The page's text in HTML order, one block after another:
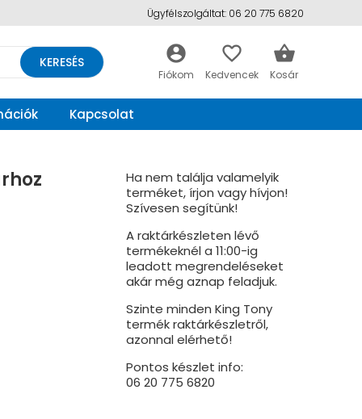
Ügyfélszolgáltat: 06 20 775 6820
Kapcsolat
account_circle favorite_border shopping_basket
KERESÉS
Ha nem találja valamelyik
terméket, írjon vagy hívjon!
Szívesen segítünk!
A raktárkészleten lévő
termékeknél a 11:00-ig
leadott megrendeléseket
akár még aznap feladjuk.
Szinte minden King Tony
termék raktárkészletről,
azonnal elérhető!
Pontos készlet info:
06 20 775 6820